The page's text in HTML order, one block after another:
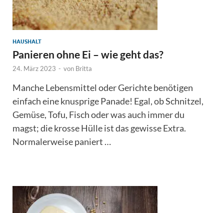
HAUSHALT
Panieren ohne Ei – wie geht das?
24. März 2023 - von Britta
Manche Lebensmittel oder Gerichte benötigen
einfach eine knusprige Panade! Egal, ob Schnitzel,
Gemüse, Tofu, Fisch oder was auch immer du
magst; die krosse Hülle ist das gewisse Extra.
Normalerweise paniert …